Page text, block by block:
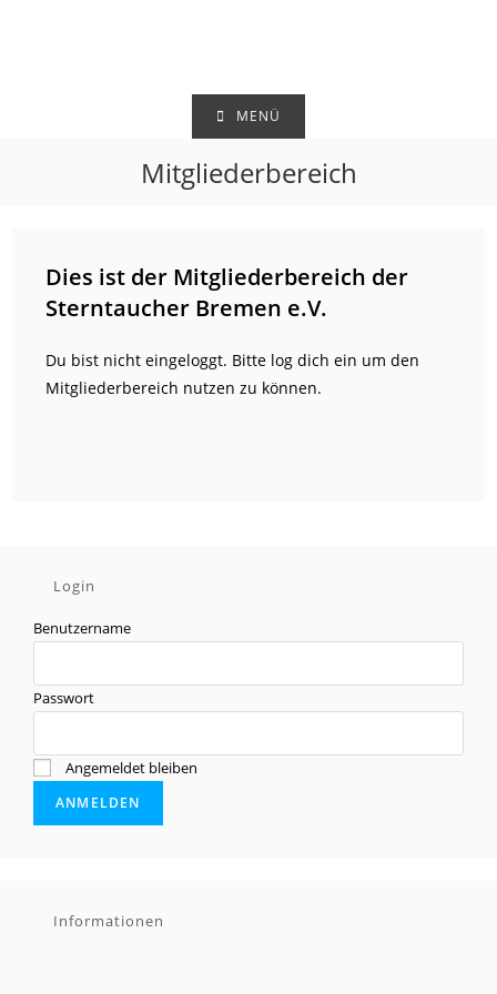
MENÜ
Mitgliederbereich
Dies ist der Mitgliederbereich der
Sterntaucher Bremen e.V.
Du bist nicht eingeloggt. Bitte log dich ein um den
Mitgliederbereich nutzen zu können.
Login
Benutzername
Passwort
Angemeldet bleiben
Informationen